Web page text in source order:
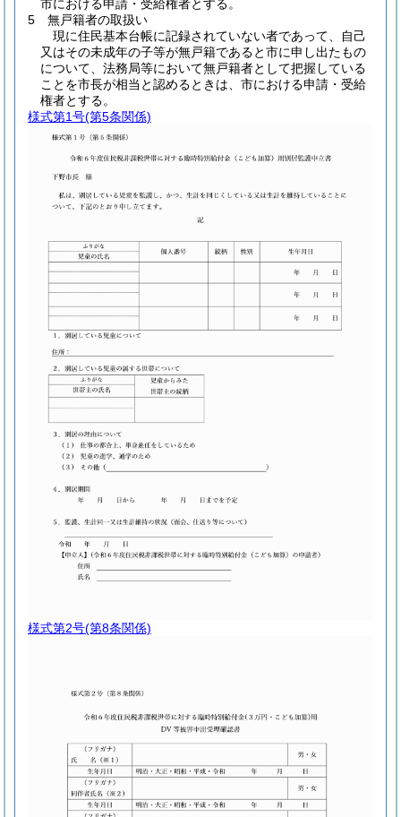
市における申請・受給権者とする。
5 無戸籍者の取扱い
現に住民基本台帳に記録されていない者であって、自己
又はその未成年の子等が無戸籍であると市に申し出たもの
について、法務局等において無戸籍者として把握している
ことを市長が相当と認めるときは、市における申請・受給
権者とする。
様式第1号(第5条関係)
様式第2号(第8条関係)